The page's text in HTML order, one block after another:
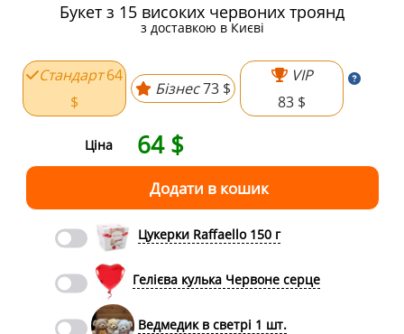
Букет з 15 високих червоних троянд
з доставкою в Києві
Стандарт 64
$
Бізнес73 $
VIP
83 $
Ціна 64$
Цукерки Raffaello 150 г
Гелієва кулька Червоне серце
Ведмедик в светрі 1 шт.